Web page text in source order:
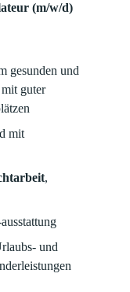
(m/w/d)
gesunden und
guter
mit
,
und